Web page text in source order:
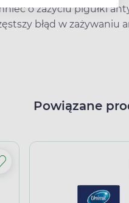
o zażyciu pigułki
błąd w
Powiązane